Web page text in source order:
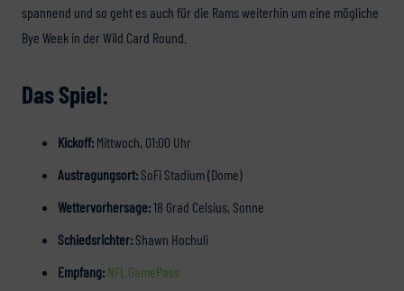
spannend und so geht es auch für die Rams weiterhin um eine mögliche
Bye Week in der Wild Card Round.
Das Spiel:
Kickoff: Mittwoch, 01:00 Uhr
Austragungsort: SoFi Stadium (Dome)
Wettervorhersage:18 Grad Celsius, Sonne
Schiedsrichter: Shawn Hochuli
Empfang: NFL GamePass